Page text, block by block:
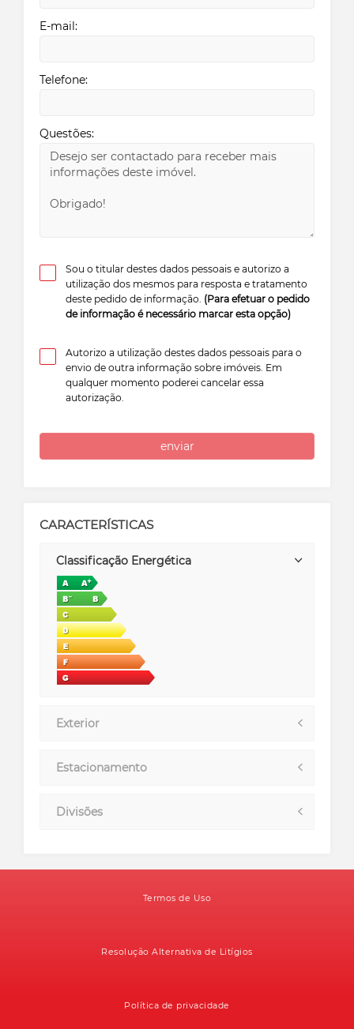
E-mail:
Telefone:
Questões:
Sou o titular destes dados pessoais e autorizo a
utilização dos mesmos para resposta e tratamento
deste pedido de informação. (Para efetuar o pedido
de informação é necessário marcar esta opção)
Autorizo a utilização destes dados pessoais para o
envio de outra informação sobre imóveis. Em
qualquer momento poderei cancelar essa
autorização.
enviar
CARACTERÍSTICAS
Classificação Energética
Exterior
Estacionamento
Divisões
Termos de Uso
Resolução Alternativa de Litígios
Política de privacidade